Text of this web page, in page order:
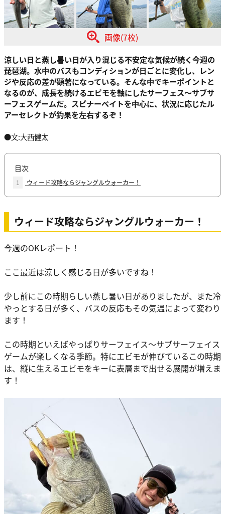
画像(7枚)
涼しい日と蒸し暑い日が入り混じる不安定な気候が続く今週の
琵琶湖。水中のバスもコンディションが日ごとに変化し、レン
ジや反応の差が顕著になっている。そんな中でキーポイントと
なるのが、成長を続けるエビモを軸にしたサーフェス〜サブサ
ーフェスゲームだ。スピナーベイトを中心に、状況に応じたル
アーセレクトが釣果を左右するぞ！
●文:大西健太
目次
1 ウィード攻略ならジャングルウォーカー！
ウィード攻略ならジャングルウォーカー！
今週のOKレポート！
ここ最近は涼しく感じる日が多いですね！
少し前にこの時期らしい蒸し暑い日がありましたが、また冷
やっとする日が多く、バスの反応もその気温によって変わり
ます！
この時期といえばやっぱりサーフェイス〜サブサーフェイス
ゲームが楽しくなる季節。特にエビモが伸びているこの時期
は、縦に生えるエビモをキーに表層まで出せる展開が増えま
す！